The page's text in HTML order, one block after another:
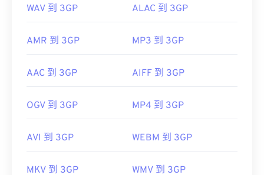
WAV 到 3GP ALAC 到 3GP
AMR 到 3GP MP3 到 3GP
AAC 到 3GP AIFF 到 3GP
OGV 到 3GP MP4 到 3GP
AVI 到 3GP WEBM 到 3GP
MKV 到 3GP WMV 到 3GP